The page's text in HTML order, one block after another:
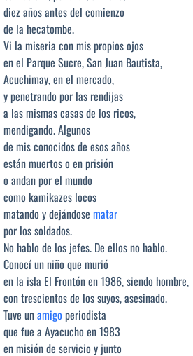
diez años antes del comienzo
de la hecatombe.
Vi la miseria con mis propios ojos
en el Parque Sucre, San Juan Bautista,
Acuchimay, en el mercado,
y penetrando por las rendijas
a las mismas casas de los ricos,
mendigando. Algunos
de mis conocidos de esos años
están muertos o en prisión
o andan por el mundo
como kamikazes locos
matando y dejándose matar
por los soldados.
No hablo de los jefes. De ellos no hablo.
Conocí un niño que murió
en la isla El Frontón en 1986, siendo hombre,
con trescientos de los suyos, asesinado.
Tuve unamigo periodista
que fue a Ayacucho en 1983
en misión de servicio y junto